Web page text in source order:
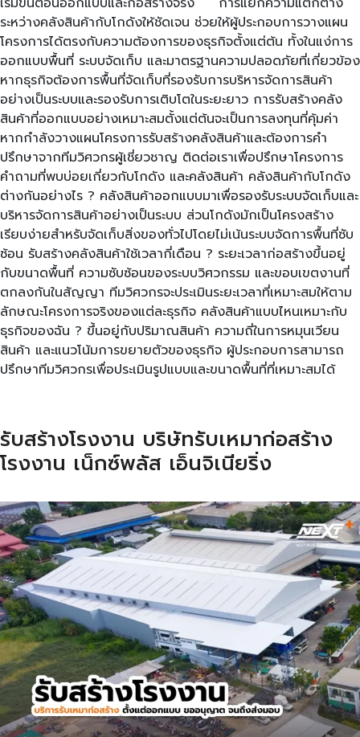
ระหว่างคลังสินค้ากับโกดังให้ชัดเจน ช่วยให้ผู้ประกอบการวางแผน
โครงการได้ตรงกับความต้องการของธุรกิจตั้งแต่ต้น ทั้งในแง่การ
ออกแบบพื้นที่ ระบบจัดเก็บ และมาตรฐานความปลอดภัยที่เกี่ยวข้อง
หากธุรกิจต้องการพื้นที่จัดเก็บที่รองรับการบริหารจัดการสินค้า
อย่างเป็นระบบและรองรับการเติบโตในระยะยาว การรับสร้างคลัง
สินค้าที่ออกแบบอย่างเหมาะสมตั้งแต่ต้นจะเป็นการลงทุนที่คุ้มค่า
หากกำลังวางแผนโครงการรับสร้างคลังสินค้าและต้องการคำ
ปรึกษาจากทีมวิศวกรผู้เชี่ยวชาญ ติดต่อเราเพื่อปรึกษาโครงการ
คำถามที่พบบ่อยเกี่ยวกับโกดัง และคลังสินค้า คลังสินค้ากับโกดัง
ต่างกันอย่างไร ? คลังสินค้าออกแบบมาเพื่อรองรับระบบจัดเก็บและ
บริหารจัดการสินค้าอย่างเป็นระบบ ส่วนโกดังมักเป็นโครงสร้าง
เรียบง่ายสำหรับจัดเก็บสิ่งของทั่วไปโดยไม่เน้นระบบจัดการพื้นที่ซับ
ซ้อน รับสร้างคลังสินค้าใช้เวลากี่เดือน ? ระยะเวลาก่อสร้างขึ้นอยู่
กับขนาดพื้นที่ ความซับซ้อนของระบบวิศวกรรม และขอบเขตงานที่
ตกลงกันในสัญญา ทีมวิศวกรจะประเมินระยะเวลาที่เหมาะสมให้ตาม
ลักษณะโครงการจริงของแต่ละธุรกิจ คลังสินค้าแบบไหนเหมาะกับ
ธุรกิจของฉัน ? ขึ้นอยู่กับปริมาณสินค้า ความถี่ในการหมุนเวียน
สินค้า และแนวโน้มการขยายตัวของธุรกิจ ผู้ประกอบการสามารถ
ปรึกษาทีมวิศวกรเพื่อประเมินรูปแบบและขนาดพื้นที่ที่เหมาะสมได้
รับสร้างโรงงาน บริษัทรับเหมาก่อสร้าง
โรงงาน เน็กซ์พลัส เอ็นจิเนียริ่ง